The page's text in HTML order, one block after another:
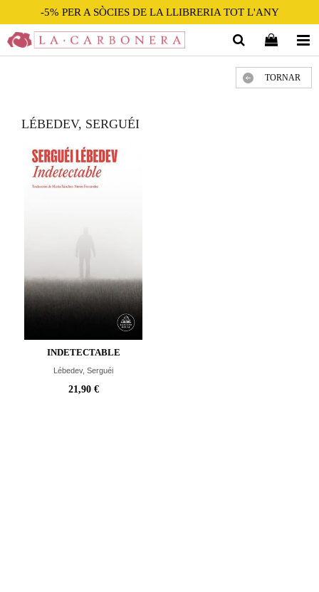
-5% PER A SÒCIES DE LA LLIBRERIA TOT L'ANY
TORNAR
LÉBEDEV, SERGUÉI
INDETECTABLE
Lébedev, Serguéi
21,90 €